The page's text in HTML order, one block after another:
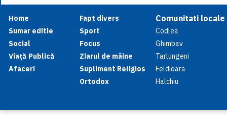
Home
Sumar editie
Social
Viață Publică
Afaceri
Fapt divers
Sport
Focus
Ziarul de mâine
Supliment Religios
Ortodox
Comunitati locale
Codlea
Ghimbav
Tarlungeni
Feldioara
Halchiu